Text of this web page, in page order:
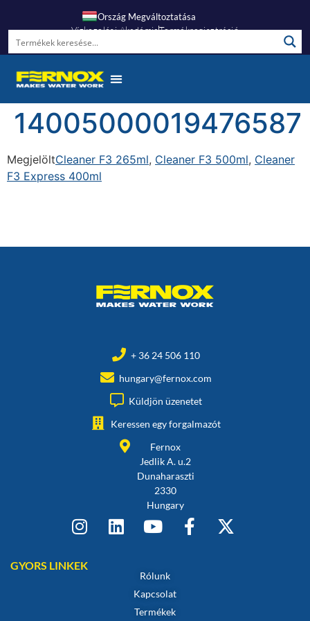
Ország Megváltoztatása
Vízkezelési AkadémiaTermékregisztráció
14005000019476587
MegjelöltCleaner F3 265ml, Cleaner F3 500ml, Cleaner
F3 Express 400ml
+ 36 24 506 110
hungary@fernox.com
Küldjön üzenetet
Keressen egy forgalmazót
Fernox
Jedlik A. u.2
Dunaharaszti
2330
Hungary
GYORS LINKEK
Rólunk
Kapcsolat
Termékek